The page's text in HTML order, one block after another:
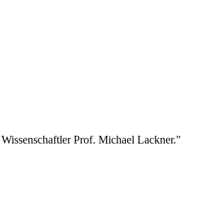
Prof. Michael Lackner."